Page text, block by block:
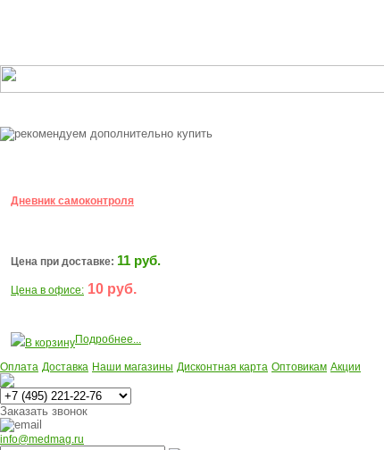
Дневник самоконтроля
Цена при доставке: 11 руб.
Цена в офисе: 10 руб.
В корзинуПодробнее...
Оплата Доставка Наши магазины Дисконтная карта Оптовикам Акции
Заказать звонок
info@medmag.ru